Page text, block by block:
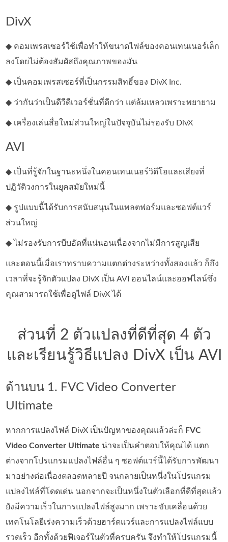
DivX
◆ คอมเพรสเซอร์ใช้เพื่อทำให้ขนาดไฟล์ของคอนเทนเนอร์เล็ก
ลงโดยไม่ต้องสัมผัสถึงคุณภาพของมัน
◆ เป็นคอมเพรสเซอร์ที่เป็นกรรมสิทธิ์ของ DivX Inc.
◆ ว่ากันว่าเป็นดีวีดีเวอร์ชั่นที่ดีกว่า แต่ล้มเหลวเพราะพยายาม
◆ เครื่องเล่นสื่อใหม่ส่วนใหญ่ในปัจจุบันไม่รองรับ DivX
AVI
◆ เป็นที่รู้จักในฐานะหนึ่งในคอนเทนเนอร์วิดีโอและเสียงที่
ปฏิวัติวงการในยุคสมัยใหม่นี้
◆ รูปแบบนี้ได้รับการสนับสนุนในแพลตฟอร์มและซอฟต์แวร์
ส่วนใหญ่
◆ ไม่รองรับการบีบอัดที่แน่นอนเนื่องจากไม่มีการสูญเสีย
และตอนนี้เมื่อเราทราบความแตกต่างระหว่างทั้งสองแล้ว ก็ถึง
เวลาที่จะรู้จักตัวแปลง DivX เป็น AVI ออนไลน์และออฟไลน์ซึ่ง
คุณสามารถใช้เพื่อดูไฟล์ DivX ได้
ส่วนที่ 2 ตัวแปลงที่ดีที่สุด 4 ตัว
และเรียนรู้วิธีแปลง DivX เป็น AVI
ด้านบน 1. FVC Video Converter
Ultimate
หากการแปลงไฟล์ DivX เป็นปัญหาของคุณแล้วล่ะก็ FVC
Video Converter Ultimate น่าจะเป็นคำตอบให้คุณได้ แตก
ต่างจากโปรแกรมแปลงไฟล์อื่น ๆ ซอฟต์แวร์นี้ได้รับการพัฒนา
มาอย่างต่อเนื่องตลอดหลายปี จนกลายเป็นหนึ่งในโปรแกรม
แปลงไฟล์ที่โดดเด่น นอกจากจะเป็นหนึ่งในตัวเลือกที่ดีที่สุดแล้ว
ยังมีความเร็วในการแปลงไฟล์สูงมาก เพราะขับเคลื่อนด้วย
เทคโนโลยีเร่งความเร็วด้วยฮาร์ดแวร์และการแปลงไฟล์แบบ
รวดเร็ว อีกทั้งด้วยฟีเจอร์ในตัวที่ครบครัน จึงทำให้โปรแกรมนี้